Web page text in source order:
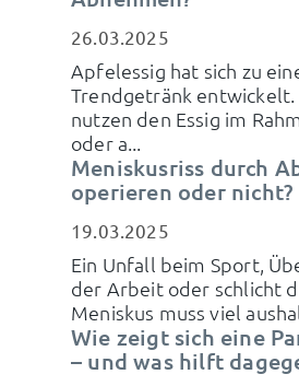
26.03.2025
Apfelessig hat sich zu
Trendgetränk entwickelt.
nutzen den Essig im
oder a...
Meniskusriss durch
operieren oder nicht?
19.03.2025
Ein Unfall beim Sport,
der Arbeit oder schlicht
Meniskus muss viel
Wie zeigt sich eine
– und was hilft